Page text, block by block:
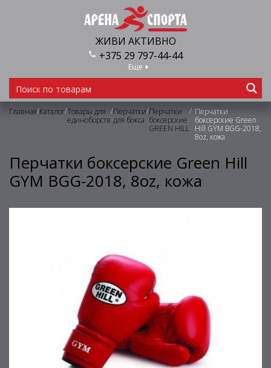
ЖИВИ АКТИВНО
+375 29 797-44-44
Еще
Главная/Каталог/Товары для
единоборств
/Перчатки
для бокса
/Перчатки
боксерские
GREEN HILL
/ Перчатки
боксерские Green
Hill GYM BGG-2018,
8oz, кожа
Перчатки боксерские Green Hill
GYM BGG-2018, 8oz, кожа